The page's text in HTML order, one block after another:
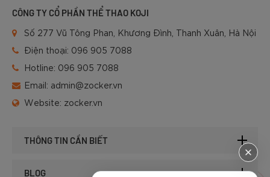
CÔNG TY CỔ PHẦN THỂ THAO KOJI
Số 277 Vũ Tông Phan, Khương Đình, Thanh Xuân, Hà Nội
Điện thoại: 096 905 7088
Hotline: 096 905 7088
Email: admin@zocker.vn
Website: zocker.vn
THÔNG TIN CẦN BIẾT
BLOG